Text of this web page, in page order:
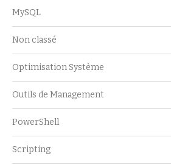
MySQL
Non classé
Optimisation Système
Outils de Management
PowerShell
Scripting